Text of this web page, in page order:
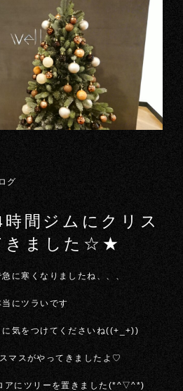
グ
間ジムにクリス
きました☆★
に寒くなりましたね、、、
にツラいです
に気をつけてくださいね((+_+))
マスがやってきましたよ♡
アにツリーを置きました(*^▽^*)